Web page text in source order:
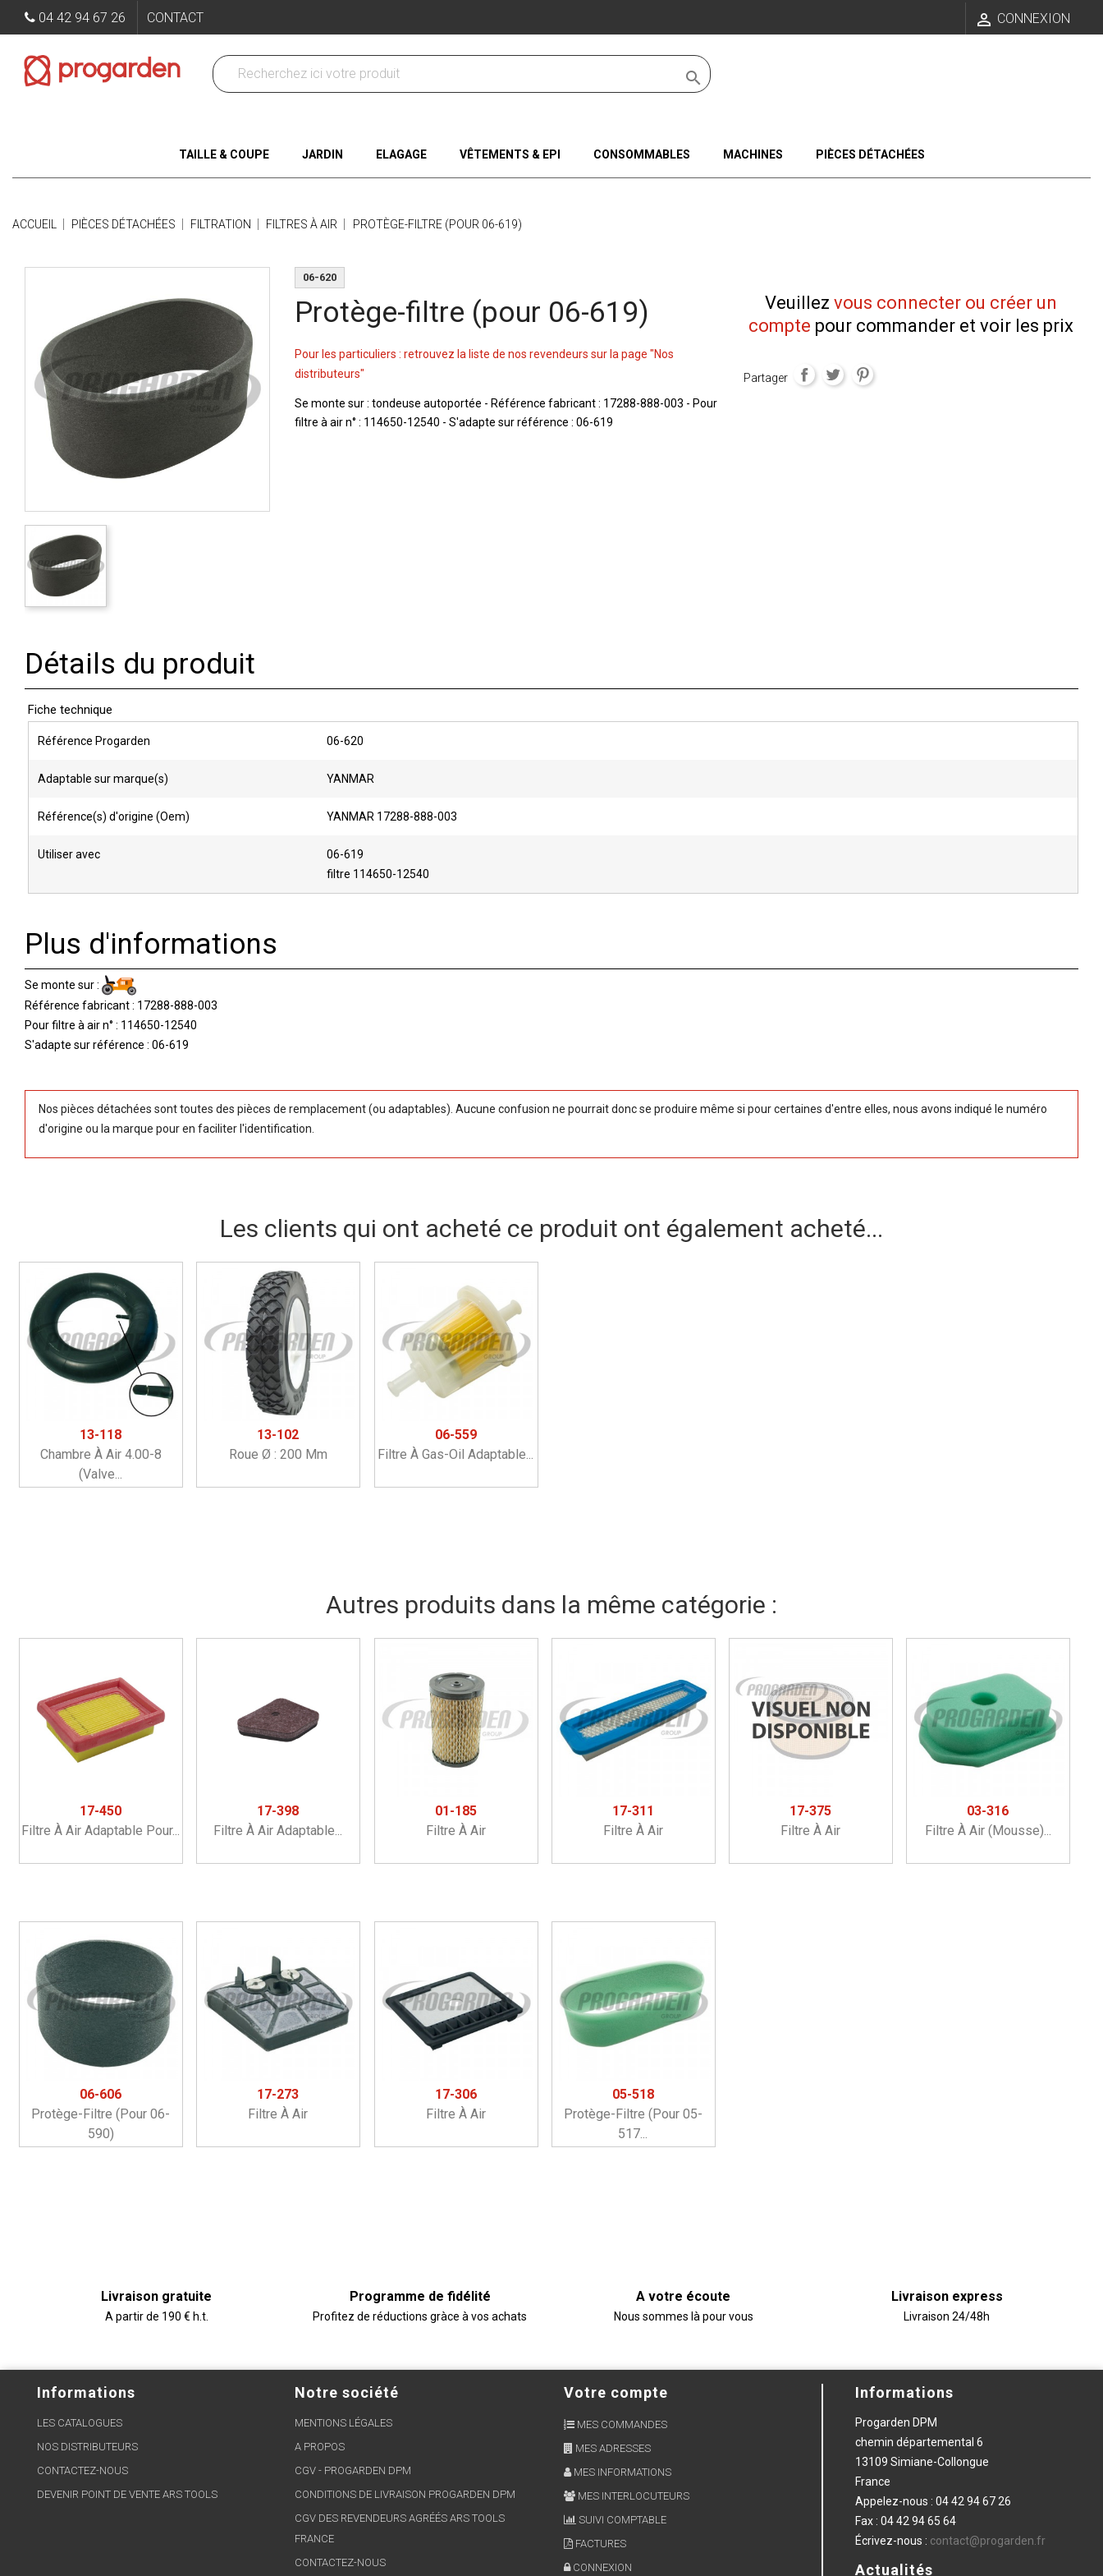
04 42 94 67 26 CONTACT  CONNEXION

TAILLE & COUPE JARDIN ELAGAGE VÊTEMENTS & EPI CONSOMMABLES MACHINES PIÈCES DÉTACHÉES
ACCUEIL PIÈCES DÉTACHÉES FILTRATION FILTRES À AIR PROTÈGE-FILTRE (POUR 06-619)
06-620
Protège-filtre (pour 06-619)
Pour les particuliers : retrouvez la liste de nos revendeurs sur la page "Nos
distributeurs"
Se monte sur : tondeuse autoportée - Référence fabricant : 17288-888-003 - Pour
filtre à air n° : 114650-12540 - S'adapte sur référence : 06-619
Veuillez vous connecter ou créer un
compte pour commander et voir les prix
Partager
Détails du produit
Fiche technique
Référence Progarden 06-620
Adaptable sur marque(s) YANMAR
Référence(s) d'origine (Oem) YANMAR 17288-888-003
Utiliser avec
06-619
filtre 114650-12540
Plus d'informations
Se monte sur :
Référence fabricant : 17288-888-003
Pour filtre à air n° : 114650-12540
S'adapte sur référence : 06-619
Nos pièces détachées sont toutes des pièces de remplacement (ou adaptables). Aucune confusion ne pourrait donc se produire même si pour certaines d'entre elles, nous avons indiqué le numéro
d'origine ou la marque pour en faciliter l'identification.
Les clients qui ont acheté ce produit ont également acheté...
13-118
Chambre À Air 4.00-8
(valve...
13-102
Roue Ø : 200 Mm
06-559
Filtre À Gas-Oil Adaptable...
Autres produits dans la même catégorie :
17-450
Filtre À Air Adaptable Pour...
17-398
Filtre À Air Adaptable...
01-185
Filtre À Air
17-311
Filtre À Air
17-375
Filtre À Air
03-316
Filtre À Air (mousse)...
06-606
Protège-Filtre (pour 06-
590)
17-273
Filtre À Air
17-306
Filtre À Air
05-518
Protège-Filtre (pour 05-
517...
Livraison gratuite
A partir de 190 € h.t.
Programme de fidélité
Profitez de réductions gràce à vos achats
A votre écoute
Nous sommes là pour vous
Livraison express
Livraison 24/48h
Informations
LES CATALOGUES
NOS DISTRIBUTEURS
CONTACTEZ-NOUS
DEVENIR POINT DE VENTE ARS TOOLS
Notre société
MENTIONS LÉGALES
A PROPOS
CGV - PROGARDEN DPM
CONDITIONS DE LIVRAISON PROGARDEN DPM
CGV DES REVENDEURS AGRÉÉS ARS TOOLS
FRANCE
CONTACTEZ-NOUS
Votre compte
MES COMMANDES
MES ADRESSES
MES INFORMATIONS
MES INTERLOCUTEURS
SUIVI COMPTABLE
FACTURES
CONNEXION
Informations
Progarden DPM
chemin départemental 6
13109 Simiane-Collongue
France
Appelez-nous : 04 42 94 67 26
Fax : 04 42 94 65 64
Écrivez-nous : contact@progarden.fr
Actualités